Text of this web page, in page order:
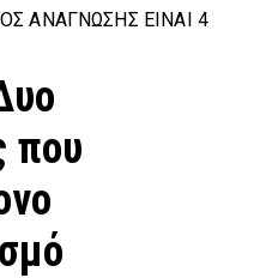
ΑΝΆΓΝΩΣΗΣ ΕΊΝΑΙ 4
που